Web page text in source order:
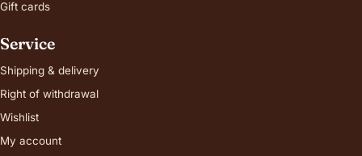
Gift cards
Service
Shipping & delivery
Right of withdrawal
Wishlist
My account